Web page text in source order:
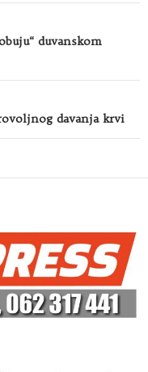
duvanskom
davanja krvi